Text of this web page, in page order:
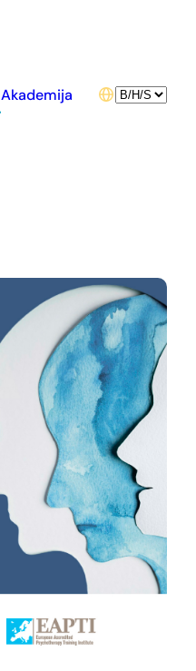
Akademija Choose
a